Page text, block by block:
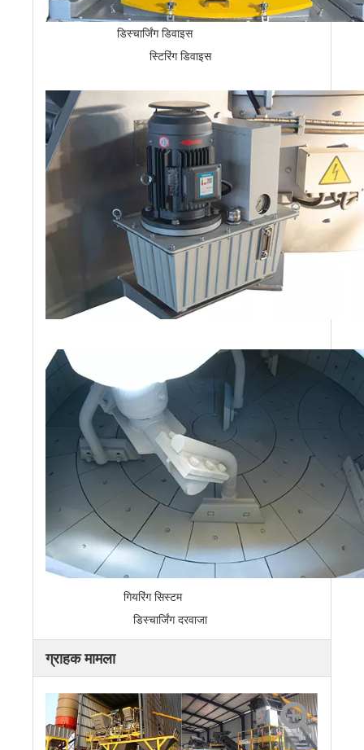
डिस्चार्जिंग डिवाइस
स्टिरिंग डिवाइस
गियरिंग सिस्टम
डिस्चार्जिंग दरवाजा
ग्राहक मामला